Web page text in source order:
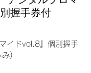
握手券付
イドvol.8』個別握手
み)